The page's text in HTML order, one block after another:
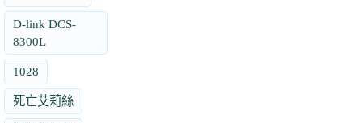
D-link DCS-
8300L
1028
死亡艾莉絲